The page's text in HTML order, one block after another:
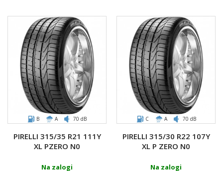
B A 70 dB
PIRELLI 315/35 R21 111Y
XL PZERO N0
Na zalogi
C A 70 dB
PIRELLI 315/30 R22 107Y
XL P ZERO N0
Na zalogi